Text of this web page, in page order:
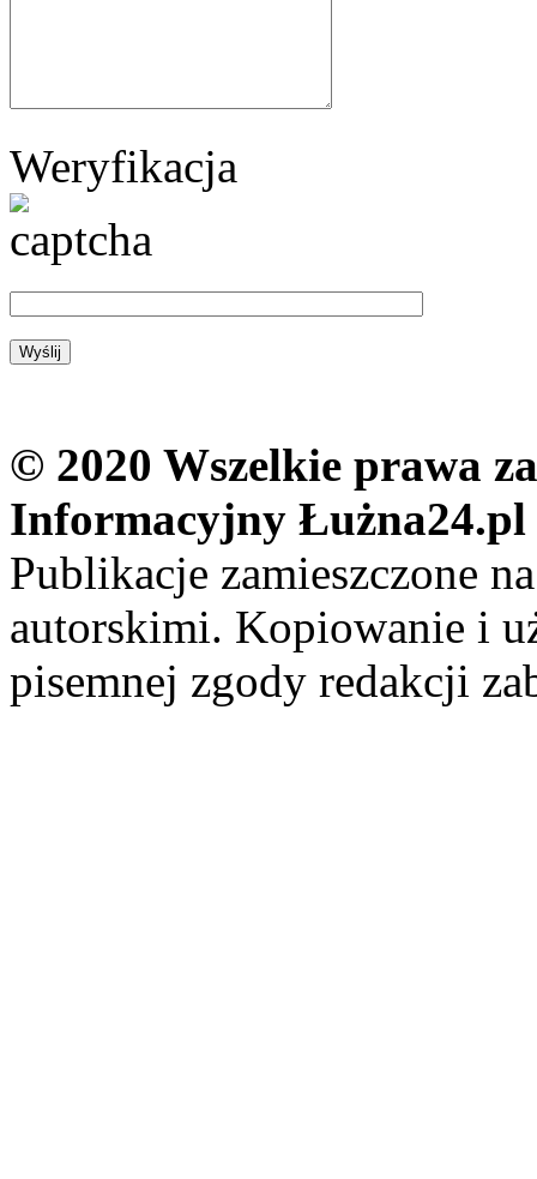
Weryfikacja
© 2020 Wszelkie prawa
Informacyjny Łużna24.pl
Publikacje zamieszczone
autorskimi. Kopiowanie i
pisemnej zgody redakcji